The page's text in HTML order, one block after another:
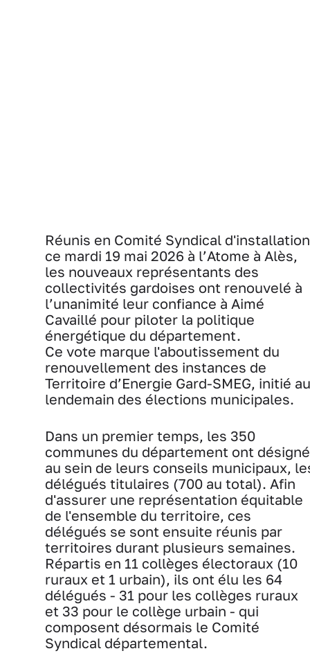
Réunis en Comité Syndical d'installation
ce mardi 19 mai 2026 à l’Atome à Alès,
les nouveaux représentants des
collectivités gardoises ont renouvelé à
l’unanimité leur confiance à Aimé
Cavaillé pour piloter la politique
énergétique du département.
Ce vote marque l'aboutissement du
renouvellement des instances de
Territoire d’Energie Gard-SMEG, initié au
lendemain des élections municipales.
Dans un premier temps, les 350
communes du département ont
au sein de leurs conseils municipaux,
délégués titulaires (700 au total). Afin
d'assurer une représentation équitable
de l'ensemble du territoire, ces
délégués se sont ensuite réunis par
territoires durant plusieurs semaines.
Répartis en 11 collèges électoraux (10
ruraux et 1 urbain), ils ont élu les 64
délégués - 31 pour les collèges ruraux
et 33 pour le collège urbain - qui
composent désormais le Comité
Syndical départemental.